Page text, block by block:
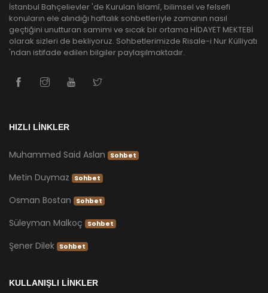
İstanbul Bahçelievler 'de Kurulan İslamî, bilimsel ve felsefi
konuların ele alındığı haftalık sohbetleriyle zamanın nasıl
geçtiğini unutturan samimi ve sıcak bir ortama HİDAYET MEKTEBİ
olarak sizleri de bekliyoruz. Sohbetlerimizde Risale-i Nur Külliyatı
'ndan istifade edilen bilgiler paylaşılmaktadır.
HIZLI LİNKLER
Muhammed Said Aslan Sohbet
Metin Duymaz Sohbet
Osman Bostan Sohbet
Süleyman Malkoç Sohbet
Şener Dilek Sohbet
KULLANIŞLI LİNKLER